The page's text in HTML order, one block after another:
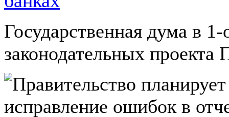
Государственная дума в
законодательных проекта